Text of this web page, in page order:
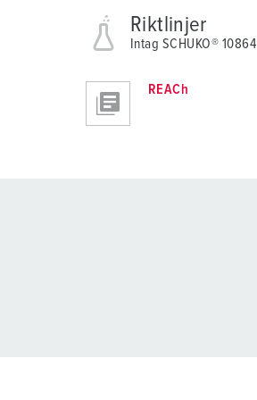
Riktlinjer
Intag SCHUKO® 10864
REACh